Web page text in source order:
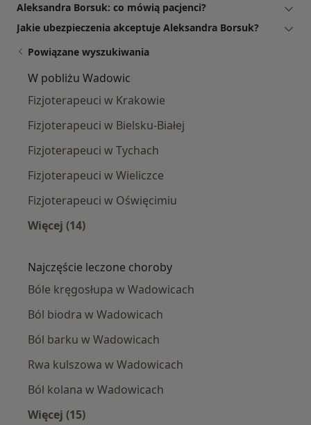
Aleksandra Borsuk: co mówią pacjenci?
Jakie ubezpieczenia akceptuje Aleksandra Borsuk?
Powiązane wyszukiwania
W pobliżu Wadowic
Fizjoterapeuci w Krakowie
Fizjoterapeuci w Bielsku-Białej
Fizjoterapeuci w Tychach
Fizjoterapeuci w Wieliczce
Fizjoterapeuci w Oświęcimiu
Więcej (14)
Najczęście leczone choroby
Bóle kręgosłupa w Wadowicach
Ból biodra w Wadowicach
Ból barku w Wadowicach
Rwa kulszowa w Wadowicach
Ból kolana w Wadowicach
Więcej (15)